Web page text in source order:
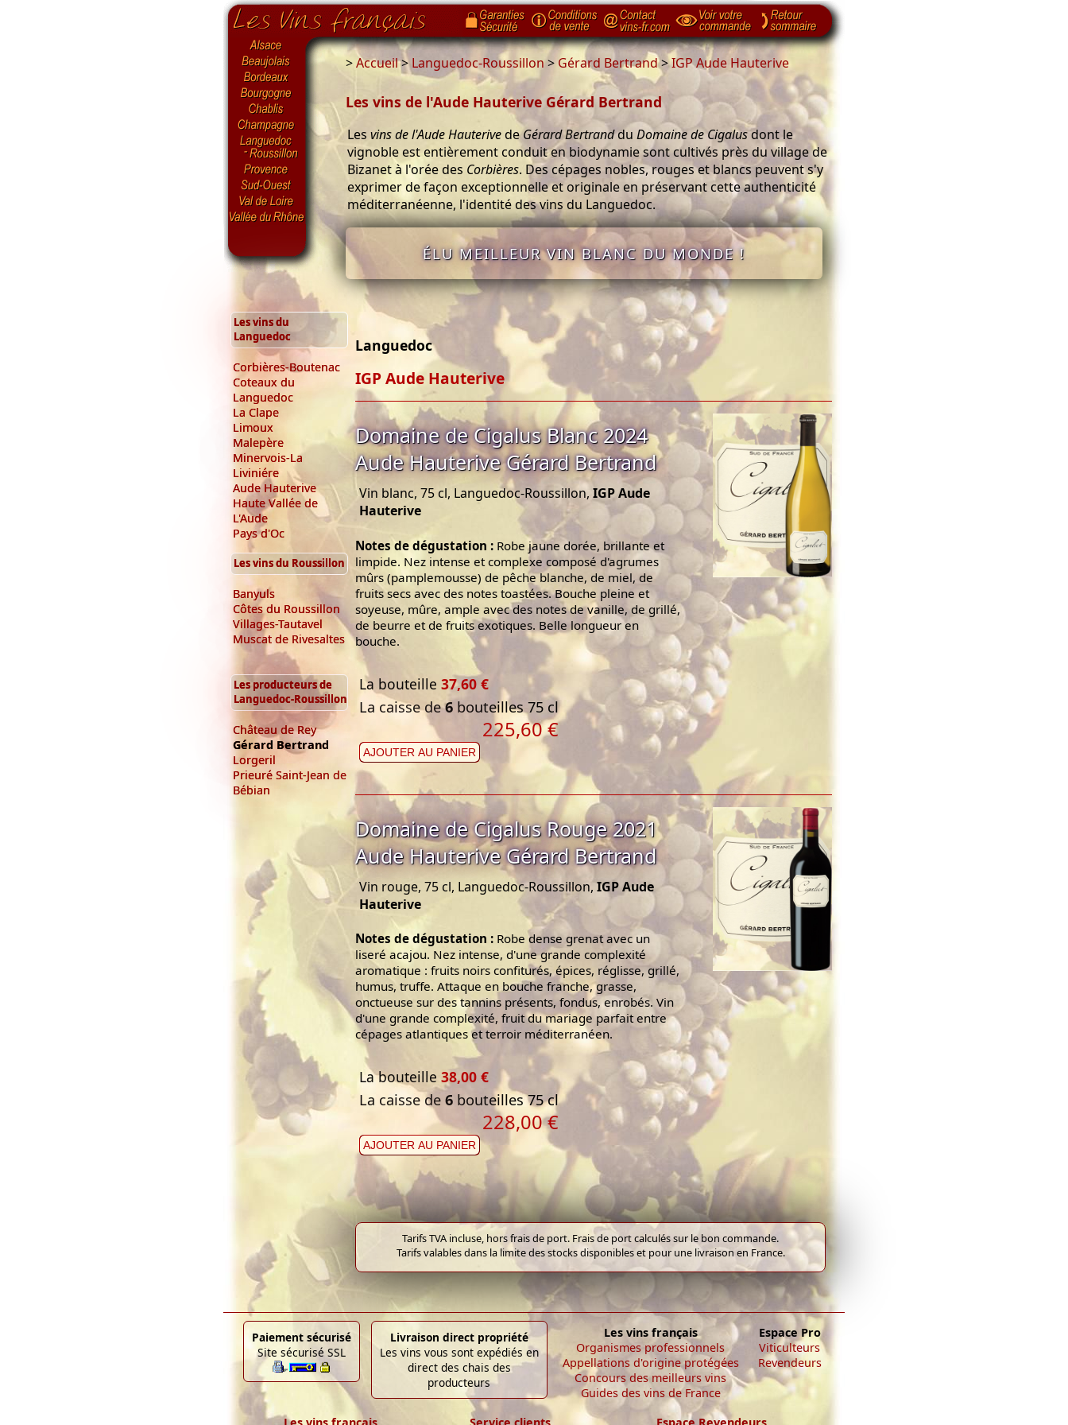
>Accueil>Languedoc-Roussillon> Gérard Bertrand>IGP Aude Hauterive
Les vins de l'Aude Hauterive Gérard Bertrand
Les vins de l'Aude HauterivedeGérard Bertranddu Domaine de Cigalusdont le
vignoble est entièrement conduit en biodynamie sont cultivés près du village de
Bizanet à l'orée des Corbières. Des cépages nobles, rouges et blancs peuvent s'y
exprimer de façon exceptionnelle et originale en préservant cette authenticité
méditerranéenne, l'identité des vins du Languedoc.
ÉLU MEILLEUR VIN BLANC DU MONDE !
Les vins du
Languedoc
Corbières-Boutenac
Coteaux du
Languedoc
La Clape
Limoux
Malepère
Minervois-La
Liviniére
Aude Hauterive
Haute Vallée de
L'Aude
Pays d'Oc
Les vins du Roussillon
Banyuls
Côtes du Roussillon
Villages-Tautavel
Muscat de Rivesaltes
Les producteurs de
Languedoc-Roussillon
Château de Rey
Gérard Bertrand
Lorgeril
Prieuré Saint-Jean de
Bébian
Languedoc
IGP Aude Hauterive
Domaine de Cigalus Blanc 2024
Aude Hauterive Gérard Bertrand
Vin blanc, 75 cl, Languedoc-Roussillon, IGP Aude
Hauterive
Notes de dégustation : Robe jaune dorée, brillante et
limpide. Nez intense et complexe composé d'agrumes
mûrs (pamplemousse) de pêche blanche, de miel, de
fruits secs avec des notes toastées. Bouche pleine et
soyeuse, mûre, ample avec des notes de vanille, de grillé,
de beurre et de fruits exotiques. Belle longueur en
bouche.
La bouteille 37,60 €
La caisse de6 bouteilles 75 cl
225,60 €
AJOUTER AU PANIER
Domaine de Cigalus Rouge 2021
Aude Hauterive Gérard Bertrand
Vin rouge, 75 cl, Languedoc-Roussillon,IGP Aude
Hauterive
Notes de dégustation : Robe dense grenat avec un
liseré acajou. Nez intense, d'une grande complexité
aromatique : fruits noirs confiturés, épices, réglisse, grillé,
humus, truffe. Attaque en bouche franche, grasse,
onctueuse sur des tannins présents, fondus, enrobés. Vin
d'une grande complexité, fruit du mariage parfait entre
cépages atlantiques et terroir méditerranéen.
La bouteille 38,00 €
La caisse de 6 bouteilles 75 cl
228,00 €
AJOUTER AU PANIER
Tarifs TVA incluse, hors frais de port. Frais de port calculés sur le bon commande.
Tarifs valables dans la limite des stocks disponibles et pour une livraison en France.
Paiement sécurisé
Site sécurisé SSL
Livraison direct propriété
Les vins vous sont expédiés en
direct des chais des
producteurs
Les vins français
Organismes professionnels
Appellations d'origine protégées
Concours des meilleurs vins
Guides des vins de France
Espace Pro
Viticulteurs
Revendeurs